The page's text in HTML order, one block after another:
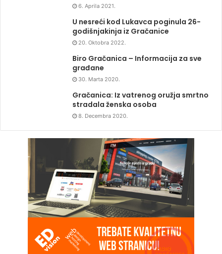
6. Aprila 2021.
U nesreći kod Lukavca poginula 26-
godišnjakinja iz Gračanice
20. Oktobra 2022.
Biro Gračanica – Informacija za sve
građane
30. Marta 2020.
Gračanica: Iz vatrenog oružja smrtno
stradala ženska osoba
8. Decembra 2020.